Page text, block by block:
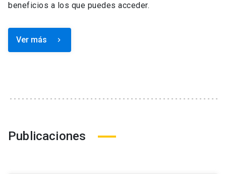
beneficios a los que puedes acceder.
Ver más keyboard_arrow_right
Publicaciones